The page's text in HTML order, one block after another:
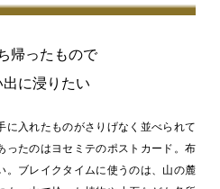
帰ったもので
出に浸りたい
に入れたものがさりげなく並べられて
ったのはヨセミテのポストカード。布
。ブレイクタイムに使うのは、山の麓